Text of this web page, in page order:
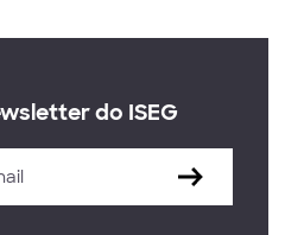
do ISEG